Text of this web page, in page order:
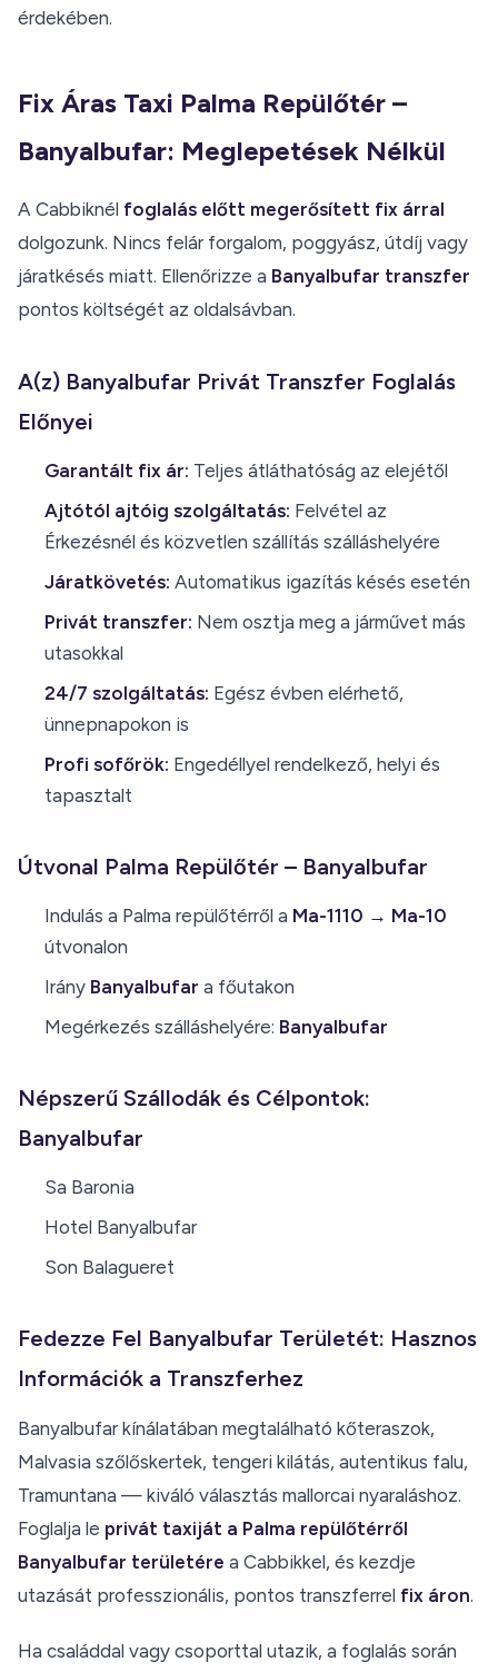
érdekében.
Fix Áras Taxi Palma Repülőtér –
Banyalbufar: Meglepetések Nélkül
A Cabbiknél foglalás előtt megerősített fix árral
dolgozunk. Nincs felár forgalom, poggyász, útdíj vagy
járatkésés miatt. Ellenőrizze a Banyalbufar transzfer
pontos költségét az oldalsávban.
A(z) Banyalbufar Privát Transzfer Foglalás
Előnyei
Garantált fix ár: Teljes átláthatóság az elejétől
Ajtótól ajtóig szolgáltatás: Felvétel az
Érkezésnél és közvetlen szállítás szálláshelyére
Járatkövetés: Automatikus igazítás késés esetén
Privát transzfer: Nem osztja meg a járművet más
utasokkal
24/7 szolgáltatás: Egész évben elérhető,
ünnepnapokon is
Profi sofőrök: Engedéllyel rendelkező, helyi és
tapasztalt
Útvonal Palma Repülőtér – Banyalbufar
Indulás a Palma repülőtérről a Ma-1110 → Ma-10
útvonalon
Irány Banyalbufar a főutakon
Megérkezés szálláshelyére: Banyalbufar
Népszerű Szállodák és Célpontok:
Banyalbufar
Sa Baronia
Hotel Banyalbufar
Son Balagueret
Fedezze Fel Banyalbufar Területét: Hasznos
Információk a Transzferhez
Banyalbufar kínálatában megtalálható kőteraszok,
Malvasia szőlőskertek, tengeri kilátás, autentikus falu,
Tramuntana — kiváló választás mallorcai nyaraláshoz.
Foglalja le privát taxiját a Palma repülőtérről
Banyalbufar területére a Cabbikkel, és kezdje
utazását professzionális, pontos transzferrel fix áron.
Ha családdal vagy csoporttal utazik, a foglalás során